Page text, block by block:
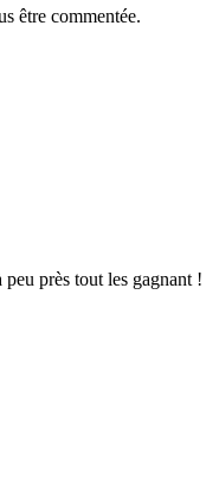
être commentée.
près tout les gagnant !